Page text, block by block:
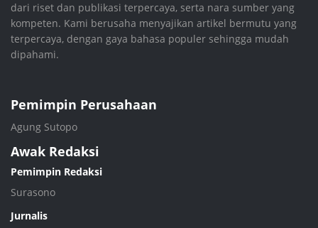
dari riset dan publikasi terpercaya, serta nara sumber yang
kompeten. Kami berusaha menyajikan artikel bermutu yang
terpercaya, dengan gaya bahasa populer sehingga mudah
dipahami.
Pemimpin Perusahaan
Agung Sutopo
Awak Redaksi
Pemimpin Redaksi
Surasono
Jurnalis